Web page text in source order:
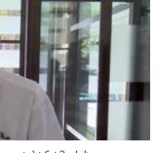
მოძრაობა“ -
რომ კობახიძის
განცხადება
შეწირული
მემორიალზე გაკეთდა
-
ბარამიძის